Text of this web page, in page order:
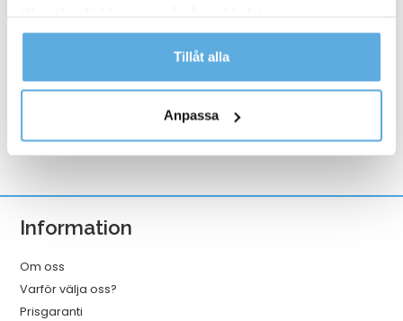
Läs mer i vår integritetspolicy om vilka vi är, hur du
kontaktar oss och på vilket sätt vi behandlar
Tillåt alla
Anpassa
1 048,75kr
Tork
Rengöringsduk
Slitstark
320mmx114m
mängd
I lager
Information
Om oss
Varför välja oss?
Prisgaranti